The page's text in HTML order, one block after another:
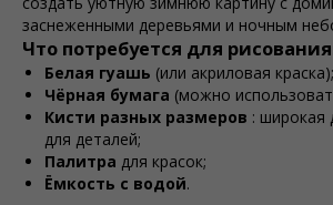
заснеженными деревьями и ночным
Что потребуется для
Белая гуашь (или акриловая краска);
Чёрная бумага (можно
Кисти разных размеров : широкая
для деталей;
Палитра для красок;
Ёмкость с водой.